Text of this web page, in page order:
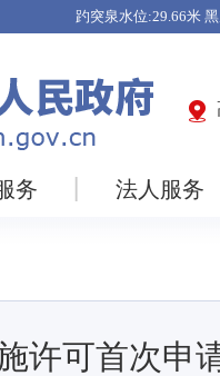
务 法人服务
许可首次申